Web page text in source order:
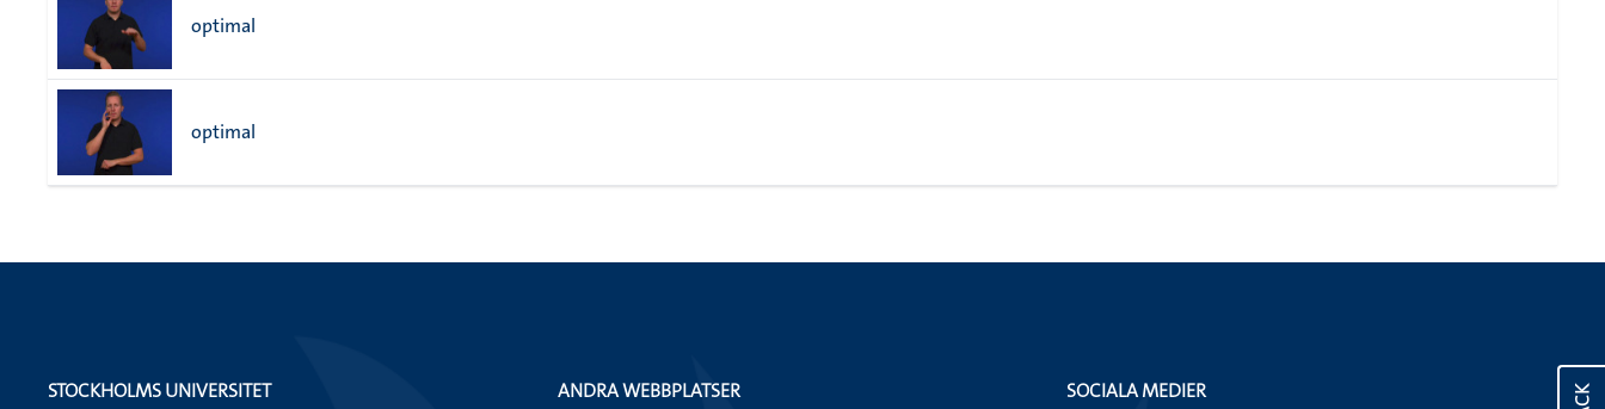
optimal
optimal
STOCKHOLMS UNIVERSITET
ANDRA WEBBPLATSER SOCIALA MEDIER